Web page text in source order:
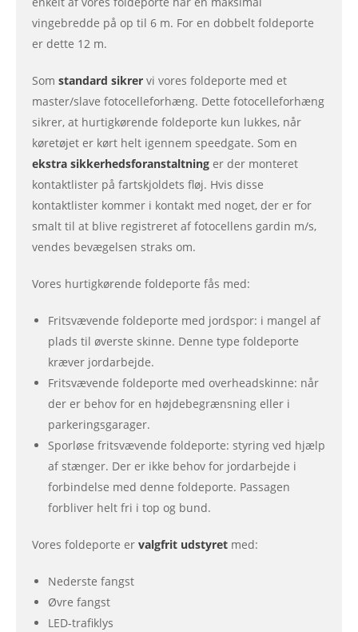
vingebredde på op til 6 m. For en dobbelt foldeporte
er dette 12 m.
Som standard sikrer vi vores foldeporte med et
master/slave fotocelleforhæng. Dette fotocelleforhæng
sikrer, at hurtigkørende foldeporte kun lukkes, når
køretøjet er kørt helt igennem speedgate. Som en
ekstra sikkerhedsforanstaltning er der monteret
kontaktlister på fartskjoldets fløj. Hvis disse
kontaktlister kommer i kontakt med noget, der er for
smalt til at blive registreret af fotocellens gardin m/s,
vendes bevægelsen straks om.
Vores hurtigkørende foldeporte fås med:
Fritsvævende foldeporte med jordspor: i mangel af
plads til øverste skinne. Denne type foldeporte
kræver jordarbejde.
Fritsvævende foldeporte med overheadskinne: når
der er behov for en højdebegrænsning eller i
parkeringsgarager.
Sporløse fritsvævende foldeporte: styring ved hjælp
af stænger. Der er ikke behov for jordarbejde i
forbindelse med denne foldeporte. Passagen
forbliver helt fri i top og bund.
Vores foldeporte er valgfrit udstyret med:
Nederste fangst
Øvre fangst
LED-trafiklys